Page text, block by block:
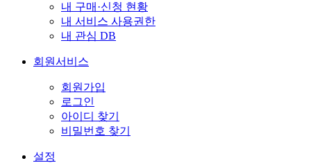
내 구매·신청 현황
내 서비스 사용권한
내 관심 DB
회원서비스
회원가입
로그인
아이디 찾기
비밀번호 찾기
설정